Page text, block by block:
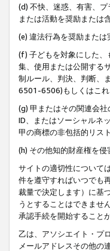
(d) 不快、迷惑、有害、
または活動を奨励または
(e) 違法行為を奨励または
(f) 子どもを対象にした、
集、使用または公開する
制ルール、判決、判断、
6501-6506)もしくはこれ
(g) 甲またはその関連会
ID、またはソーシャルネ
甲の商標の非包括的リス
(h) その他知的財産権を侵
サイトの適切性について
件を遵守すればいつでも
裁量で決定します）に基
うとすることはできません
承認手続を開始すること
乙は、アソシエイト・プ
メールアドレスその他の